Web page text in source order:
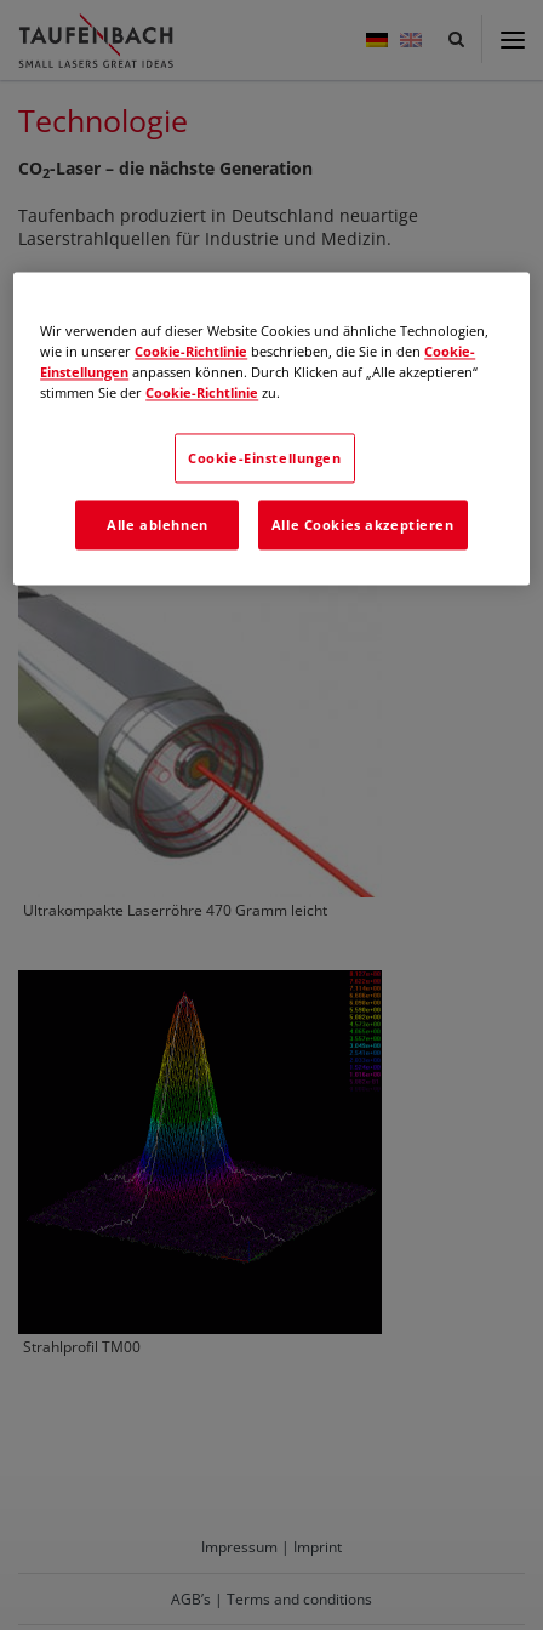
great
ideas
Technologie
CO2-Laser – die nächste Generation
Taufenbach produziert in Deutschland neuartige
Laserstrahlquellen für Industrie und Medizin.
Strahlparametern und mit kurzen Pulsanstiegszeiten ist die
Technologie eine absolute Weltneuheit.
Eine Hauptanwendung für unsere Laser ist das
Lasermarkiersysteme auf Basis der Taufenbach Technologie
Alternative zu den etablierten Tinten-Strahl-Systemen.
Ultrakompakte Laserröhre 470 Gramm leicht
Strahlprofil TM00
Impressum | Imprint
AGB’s | Terms and conditions
Wir verwenden auf dieser Website Cookies und ähnliche Technologien,
wie in unsererCookie-Richtlinie beschrieben, die Sie in denCookie-
Einstellungen anpassen können. Durch Klicken auf „Alle akzeptieren“
stimmen Sie derCookie-Richtlinie zu.
Cookie-Einstellungen
Alle ablehnen Alle Cookies akzeptieren